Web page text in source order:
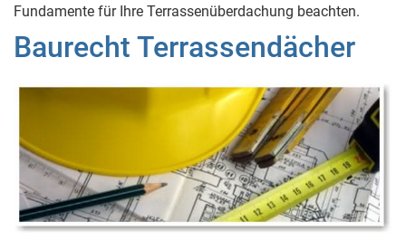
Fundamente für Ihre Terrassenüberdachung beachten.
Baurecht Terrassendächer